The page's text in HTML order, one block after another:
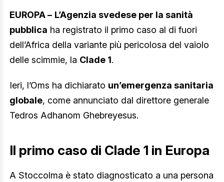
EUROPA – L’Agenzia svedese per la sanità
pubblica ha registrato il primo caso al di fuori
dell’Africa della variante più pericolosa del vaiolo
delle scimmie, la Clade 1.
Ieri, l’Oms ha dichiarato un’emergenza sanitaria
globale, come annunciato dal direttore generale
Tedros Adhanom Ghebreyesus.
Il primo caso di Clade 1 in Europa
A Stoccolma è stato diagnosticato a una persona